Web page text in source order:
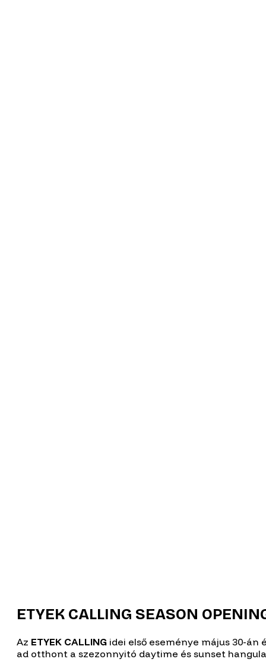
ETYEK CALLING SEASON
Az ETYEK CALLING idei első eseménye május 30-án
ad otthont a szezonnyitó daytime és sunset